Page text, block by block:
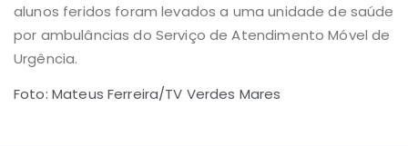
alunos feridos foram levados a uma unidade de saúde
por ambulâncias do Serviço de Atendimento Móvel de
Urgência.
Foto: Mateus Ferreira/TV Verdes Mares